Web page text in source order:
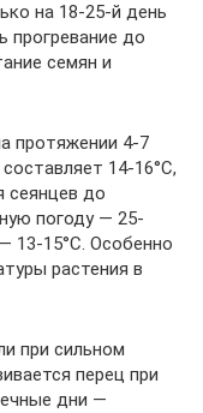
на 18-25-й день
прогревание до
семян и
протяжении 4-7
14-16°С,
сеянцев до
погоду — 25-
13-15°С. Особенно
растения в
при сильном
перец при
дни —